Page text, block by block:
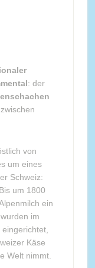
: der
zwischen
von
um eines
Schweiz:
Bis um 1800
ein
im
Käse
Welt nimmt.